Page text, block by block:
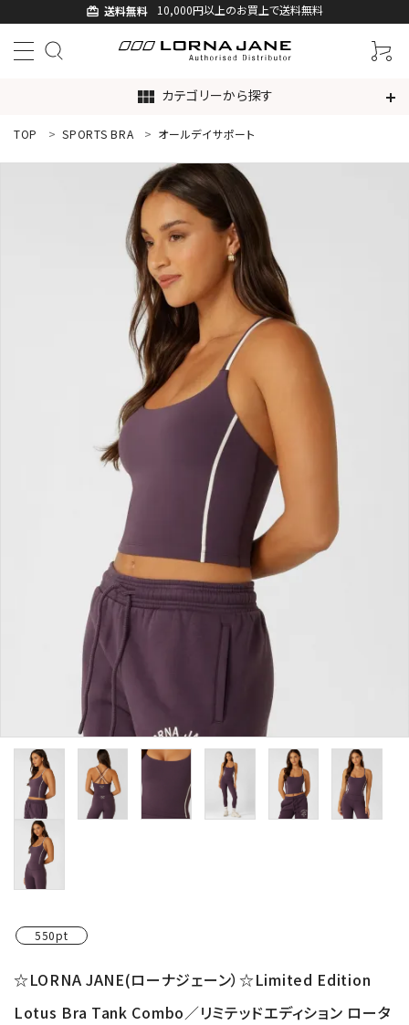
card_giftcard 送料無料 10,000円以上のお買上で送料無料
view_module カテゴリーから探す
ACCOUNT MENU
ようこそ ゲスト 様
新規会員登録
search
INFORMATIOM
TOP SPORTS BRA オールデイサポート
550pt
☆LORNA JANE(ローナジェーン）☆Limited Edition
Lotus Bra Tank Combo／リミテッドエディション ロータ